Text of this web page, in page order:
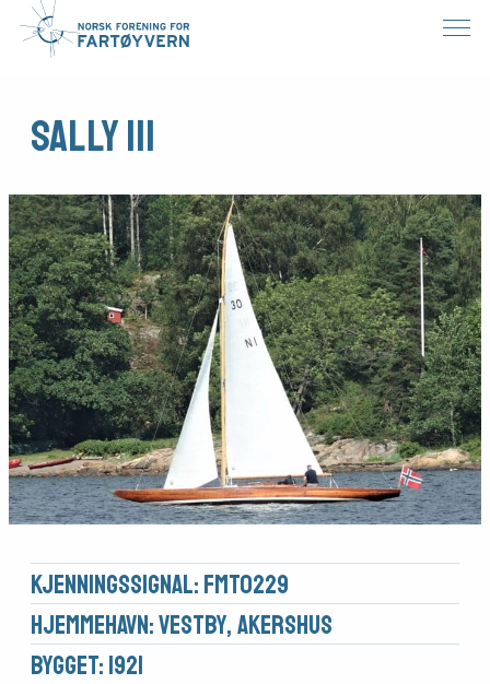
Sally III
Kjennings­signal: FMT0229
Hjemmehavn: Vestby, Akershus
Bygget: 1921